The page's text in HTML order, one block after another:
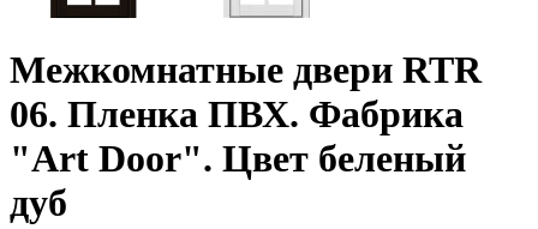
Межкомнатные двери RTR
06. Пленка ПВХ. Фабрика
"Art Door". Цвет беленый
дуб